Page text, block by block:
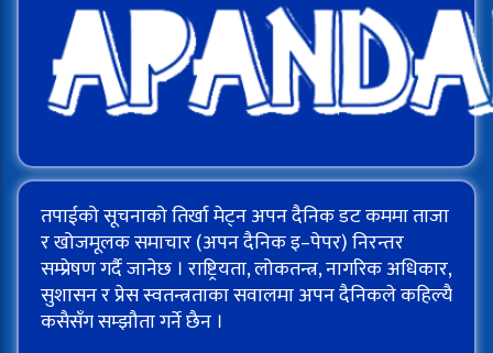
तपाईको सूचनाको तिर्खा मेट्न अपन दैनिक डट कममा ताजा
र खोजमूलक समाचार (अपन दैनिक इ–पेपर) निरन्तर
सम्प्रेषण गर्दै जानेछ । राष्ट्रियता, लोकतन्त्र, नागरिक अधिकार,
सुशासन र प्रेस स्वतन्त्रताका सवालमा अपन दैनिकले कहिल्यै
कसैसँग सम्झौता गर्ने छैन ।